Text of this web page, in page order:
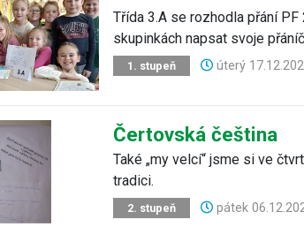
Třída 3.A se rozhodla přání
skupinkách napsat svoje
1. stupeň úterý
Čertovská čeština
Také „my velcí“ jsme si ve
tradici.
2. stupeň pátek